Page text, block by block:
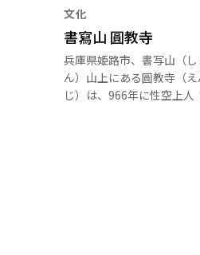
文化
書寫山 圓教寺
兵庫県姫路市、書写山（
ん）山上にある圓教寺（え
じ）は、966年に性空上人